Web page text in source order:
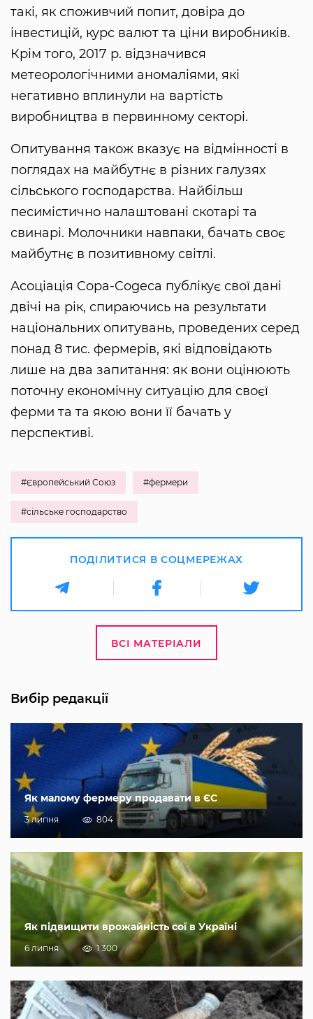
такі, як споживчий попит, довіра до
інвестицій, курс валют та ціни виробників.
Крім того, 2017 р. відзначився
метеорологічними аномаліями, які
негативно вплинули на вартість
виробництва в первинному секторі.
Опитування також вказує на відмінності в
поглядах на майбутнє в різних галузях
сільського господарства. Найбільш
песимістично налаштовані скотарі та
свинарі. Молочники навпаки, бачать своє
майбутнє в позитивному світлі.
Асоціація Copa-Cogeca публікує свої дані
двічі на рік, спираючись на результати
національних опитувань, проведених серед
понад 8 тис. фермерів, які відповідають
лише на два запитання: як вони оцінюють
поточну економічну ситуацію для своєї
ферми та та якою вони її бачать у
перспективі.
#Європейський Союз #фермери
#сільське господарство
ПОДІЛИТИСЯ В СОЦМЕРЕЖАХ
ВСІ МАТЕРІАЛИ
Вибір редакції
Як малому фермеру продавати в ЄС
3 липня 804
Як підвищити врожайність сої в Україні
6 липня 1 300